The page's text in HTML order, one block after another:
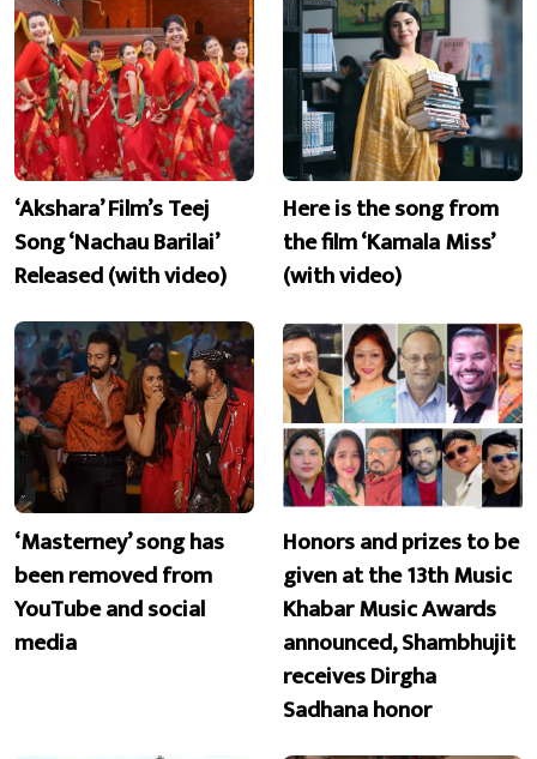
‘Akshara’ Film’s Teej
Song ‘Nachau Barilai’
Released (with video)
Here is the song from
the film ‘Kamala Miss’
(with video)
‘Masterney’ song has
been removed from
YouTube and social
media
Honors and prizes to be
given at the 13th Music
Khabar Music Awards
announced, Shambhujit
receives Dirgha
Sadhana honor